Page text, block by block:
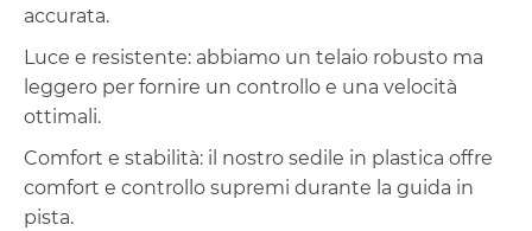
accurata.
Luce e resistente: abbiamo un telaio robusto ma
leggero per fornire un controllo e una velocità
ottimali.
Comfort e stabilità: il nostro sedile in plastica offre
comfort e controllo supremi durante la guida in
pista.